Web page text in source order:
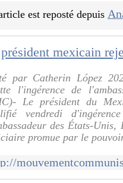
est reposté depuis
par Catherin López
l'ingérence de
Le président du
vendredi
des États-
promue par le